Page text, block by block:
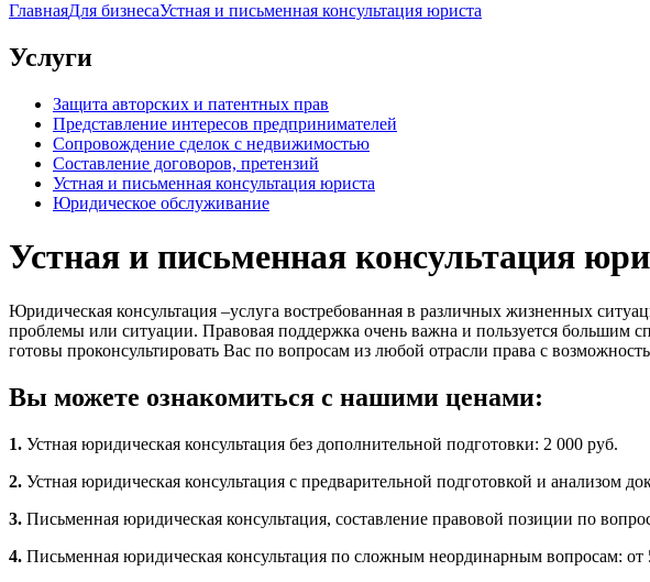
ГлавнаяДля бизнесаУстная и письменная консультация юриста
Услуги
Защита авторских и патентных прав
Представление интересов предпринимателей
Сопровождение сделок с недвижимостью
Составление договоров, претензий
Устная и письменная консультация юриста
Юридическое обслуживание
Устная и письменная консультация
Юридическая консультация –услуга востребованная в различных жизненных
проблемы или ситуации. Правовая поддержка очень важна и пользуется
готовы проконсультировать Вас по вопросам из любой отрасли права с
Вы можете ознакомиться с нашими ценами:
1. Устная юридическая консультация без дополнительной подготовки: 2 000 руб.
2. Устная юридическая консультация с предварительной подготовкой и анализом
3. Письменная юридическая консультация, составление правовой позиции по
4. Письменная юридическая консультация по сложным неординарным вопросам: от